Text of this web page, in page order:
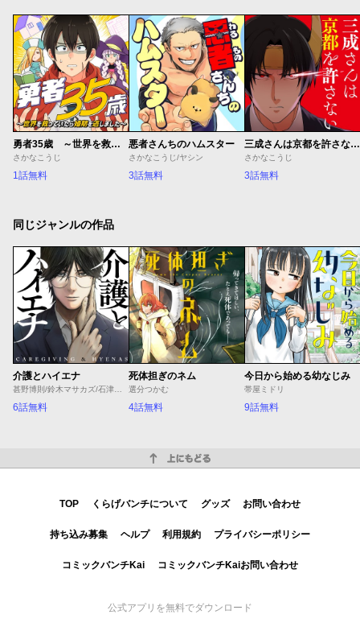
勇者35歳 ～世界を救っていたら婚期を逃しました～
さかなこうじ
1話無料
悪者さんちのハムスター
さかなこうじ/ヤシン
3話無料
三成さんは京都を許さない―琵琶湖ノ水ヲ止メヨ―
さかなこうじ
3話無料
同じジャンルの作品
介護とハイエナ
6話無料
死体担ぎのネム
選分つかむ
4話無料
今日から始める幼なじみ
帯屋ミドリ
9話無料
TOP くらげバンチについて グッズ お問い合わせ
持ち込み募集 ヘルプ 利用規約 プライバシーポリシー
コミックバンチKai コミックバンチKaiお問い合わせ
公式アプリを無料でダウンロード